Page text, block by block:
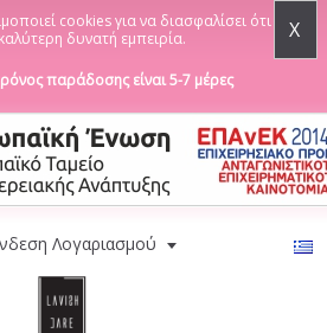
cookies για να διασφαλίσει ότι
δυνατή εμπειρία.
X
παράδοσης είναι 5-7 μέρες
Λογαριασμού